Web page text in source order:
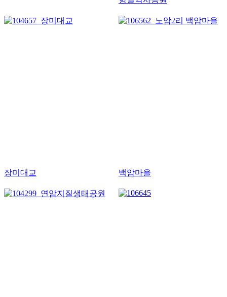
장미대교 백암마을